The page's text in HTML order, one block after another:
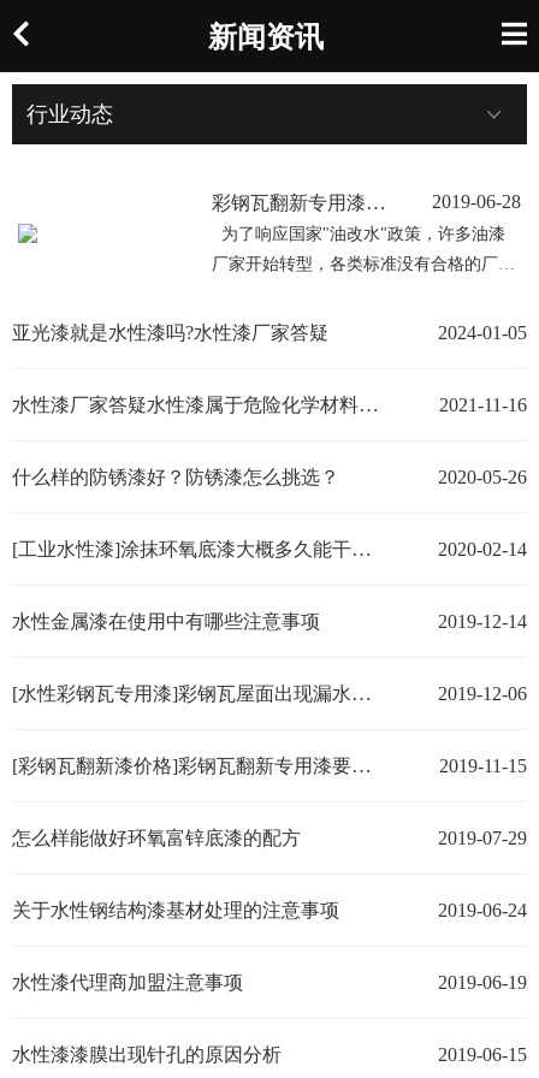
新闻资讯
行业动态
彩钢瓦翻新专用漆在使用时不要忽视这些潜在问题！ 2019-06-28
为了响应国家"油改水"政策，许多油漆
厂家开始转型，各类标准没有合格的厂家
闭。大家也都看到了水性漆未来的一个强
一席之地。究竟彩钢瓦翻新专用漆…
亚光漆就是水性漆吗?水性漆厂家答疑 2024-01-05
水性漆厂家答疑水性漆属于危险化学材料吗？ 2021-11-16
什么样的防锈漆好？防锈漆怎么挑选？ 2020-05-26
[工业水性漆]涂抹环氧底漆大概多久能干呢？ 2020-02-14
水性金属漆在使用中有哪些注意事项 2019-12-14
[水性彩钢瓦专用漆]彩钢瓦屋面出现漏水和生锈如何翻新 2019-12-06
[彩钢瓦翻新漆价格]彩钢瓦翻新专用漆要怎么选择？ 2019-11-15
怎么样能做好环氧富锌底漆的配方 2019-07-29
关于水性钢结构漆基材处理的注意事项 2019-06-24
水性漆代理商加盟注意事项 2019-06-19
水性漆漆膜出现针孔的原因分析 2019-06-15